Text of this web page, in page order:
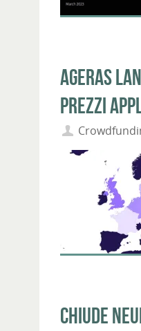
Ageras
prezzi
Chiude